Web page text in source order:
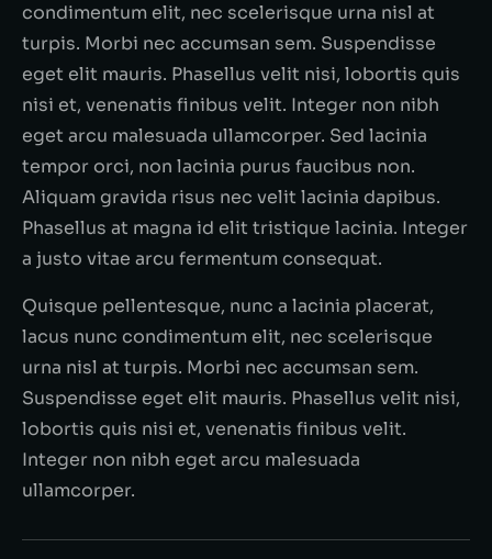
condimentum elit, nec scelerisque urna nisl at
turpis. Morbi nec accumsan sem. Suspendisse
eget elit mauris. Phasellus velit nisi, lobortis quis
nisi et, venenatis finibus velit. Integer non nibh
eget arcu malesuada ullamcorper. Sed lacinia
tempor orci, non lacinia purus faucibus non.
Aliquam gravida risus nec velit lacinia dapibus.
Phasellus at magna id elit tristique lacinia. Integer
a justo vitae arcu fermentum consequat.
Quisque pellentesque, nunc a lacinia placerat,
lacus nunc condimentum elit, nec scelerisque
urna nisl at turpis. Morbi nec accumsan sem.
Suspendisse eget elit mauris. Phasellus velit nisi,
lobortis quis nisi et, venenatis finibus velit.
Integer non nibh eget arcu malesuada
ullamcorper.